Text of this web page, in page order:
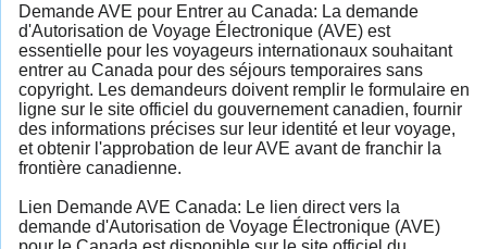
Demande AVE pour Entrer au Canada: La demande
d'Autorisation de Voyage Électronique (AVE) est
essentielle pour les voyageurs internationaux souhaitant
entrer au Canada pour des séjours temporaires sans
copyright. Les demandeurs doivent remplir le formulaire en
ligne sur le site officiel du gouvernement canadien, fournir
des informations précises sur leur identité et leur voyage,
et obtenir l'approbation de leur AVE avant de franchir la
frontière canadienne.
Lien Demande AVE Canada: Le lien direct vers la
demande d'Autorisation de Voyage Électronique (AVE)